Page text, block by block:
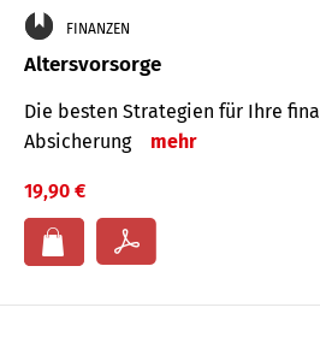
FINANZEN
Altersvorsorge
Die besten Strategien für Ihre
Absicherung
mehr
19,90 €